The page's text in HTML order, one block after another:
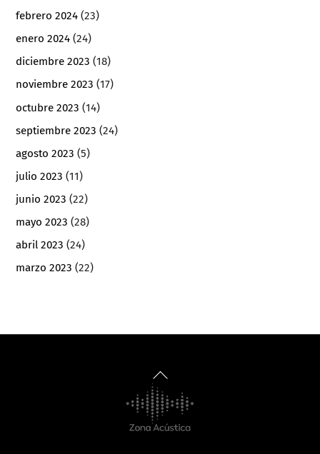
febrero 2024 (23)
enero 2024 (24)
diciembre 2023 (18)
noviembre 2023 (17)
octubre 2023 (14)
septiembre 2023 (24)
agosto 2023 (5)
julio 2023 (11)
junio 2023 (22)
mayo 2023 (28)
abril 2023 (24)
marzo 2023 (22)
Back
To
Top